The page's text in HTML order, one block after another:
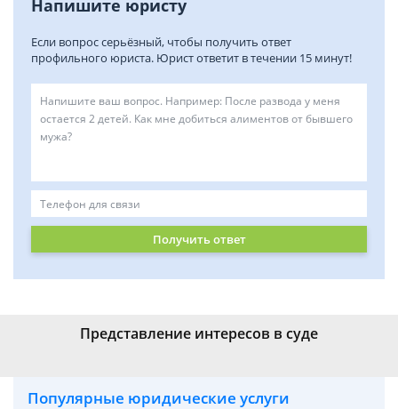
Напишите юристу
Если вопрос серьёзный, чтобы получить ответ
профильного юриста. Юрист ответит в течении 15 минут!
Получить ответ
Представление интересов в суде
Популярные юридические услуги